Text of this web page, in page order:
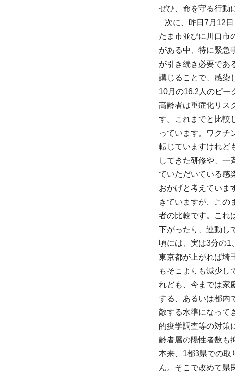
ぜひ、命を守る行動
次に、昨日7月12日
たま市並びに川口市
がある中、特に緊急
が引き続き必要であ
講じることで、感染
10月の16.2人のピー
高齢者は重症化リス
す。これまでと比較
っています。ワクチ
転じていますけれど
してきた研修や、一
ていただいている感
おかげと考えていま
きていますが、この
者の比較です。これ
下がったり、連動し
頃には、実は3分の1
東京都が上がれば埼
もそこよりも減少し
れども、今までは家
する、あるいは都内
敵する水準になって
的疫学調査等の対策
齢者層の陽性者数も
本来、1都3県での取
ん。そこで改めて県